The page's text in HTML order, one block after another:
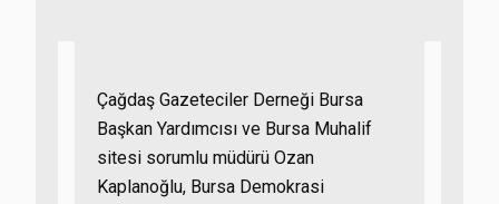
Çağdaş Gazeteciler Derneği Bursa
Başkan Yardımcısı ve Bursa Muhalif
sitesi sorumlu müdürü Ozan
Kaplanoğlu, Bursa Demokrasi